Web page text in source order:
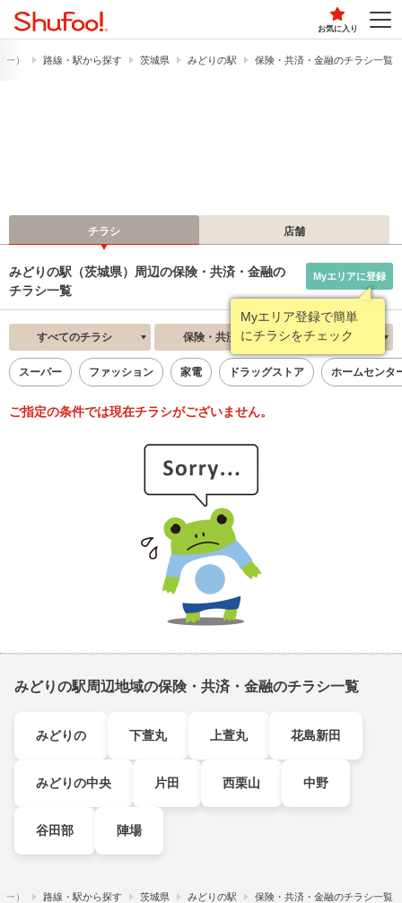
お気に入り
） 路線・駅から探す 茨城県 みどりの駅 保険・共済・金融のチラシ一覧
チラシ 店舗
みどりの駅（茨城県）周辺の保険・共済・金融の
チラシ一覧
Myエリア登録で簡単
にチラシをチェック
Myエリアに登録
すべてのチラシ 保険・共済・金融 新着順
スーパー ファッション 家電 ドラッグストア ホームセンタ
ご指定の条件では現在チラシがございません。
みどりの駅周辺地域の保険・共済・金融のチラシ一覧
みどりの 下萱丸 上萱丸 花島新田
みどりの中央 片田 西栗山 中野
谷田部 陣場
） 路線・駅から探す 茨城県 みどりの駅 保険・共済・金融のチラシ一覧